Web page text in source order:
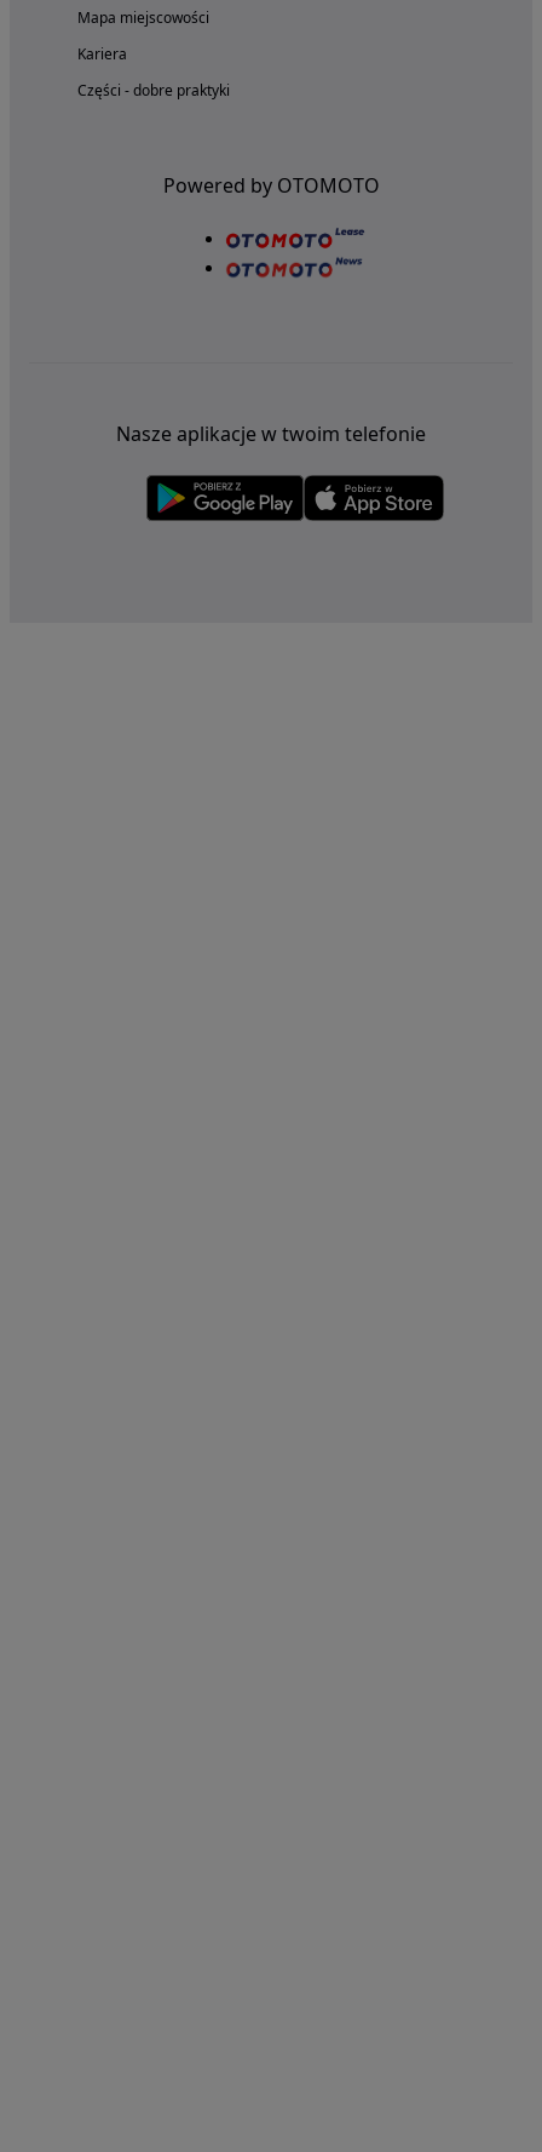
Mapa miejscowości
Kariera
Części - dobre praktyki
Powered by OTOMOTO
Nasze aplikacje w twoim telefonie